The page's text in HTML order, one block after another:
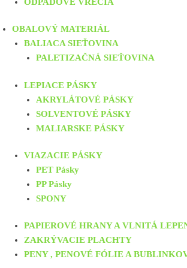
ODPADOVÉ VRECIA
OBALOVÝ MATERIÁL
BALIACA SIEŤOVINA
PALETIZAČNÁ SIEŤOVINA
LEPIACE PÁSKY
AKRYLÁTOVÉ PÁSKY
SOLVENTOVÉ PÁSKY
MALIARSKE PÁSKY
VIAZACIE PÁSKY
PET Pásky
PP Pásky
SPONY
PAPIEROVÉ HRANY A VLNITÁ
ZAKRÝVACIE PLACHTY
PENY , PENOVÉ FÓLIE A